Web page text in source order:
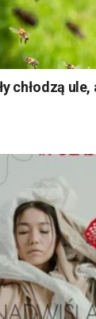
chłodzą